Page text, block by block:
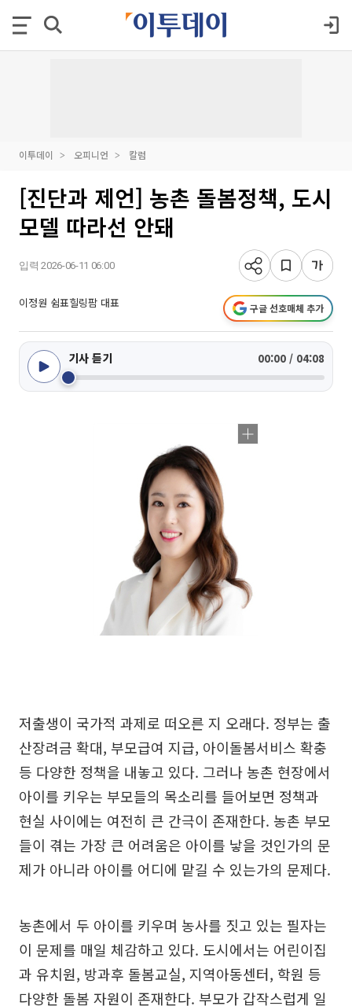
이투데이 오피니언 칼럼
[진단과 제언] 농촌 돌봄정책, 도시
모델 따라선 안돼
입력 2026-06-11 06:00
이정원 쉼표힐링팜 대표 구글 선호매체 추가
기사 듣기 00:00 / 04:08
저출생이 국가적 과제로 떠오른 지 오래다. 정부는 출
산장려금 확대, 부모급여 지급, 아이돌봄서비스 확충
등 다양한 정책을 내놓고 있다. 그러나 농촌 현장에서
아이를 키우는 부모들의 목소리를 들어보면 정책과
현실 사이에는 여전히 큰 간극이 존재한다. 농촌 부모
들이 겪는 가장 큰 어려움은 아이를 낳을 것인가의 문
제가 아니라 아이를 어디에 맡길 수 있는가의 문제다.
농촌에서 두 아이를 키우며 농사를 짓고 있는 필자는
이 문제를 매일 체감하고 있다. 도시에서는 어린이집
과 유치원, 방과후 돌봄교실, 지역아동센터, 학원 등
다양한 돌봄 자원이 존재한다. 부모가 갑작스럽게 일